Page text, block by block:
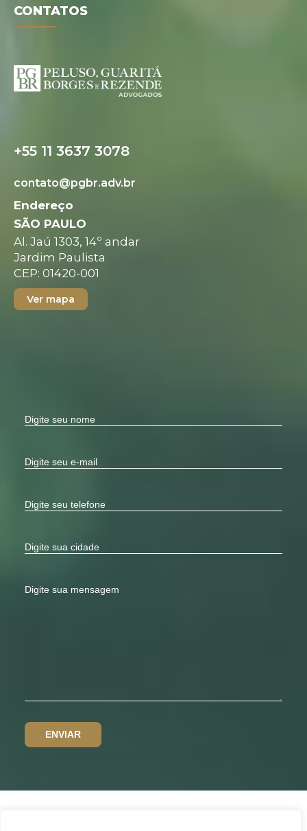
CONTATOS
+55 11 3637 3078
contato@pgbr.adv.br
Endereço
SÃO PAULO
Al. Jaú 1303, 14º andar
Jardim Paulista
CEP: 01420-001
Ver mapa